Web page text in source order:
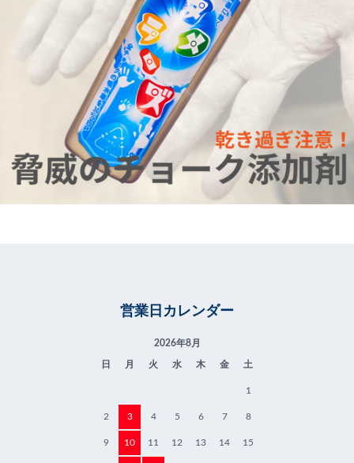
営業日カレンダー
2026年8月
日 月 火 水 木 金 土
1
2 3 4 5 6 7 8
9 10 11 12 13 14 15